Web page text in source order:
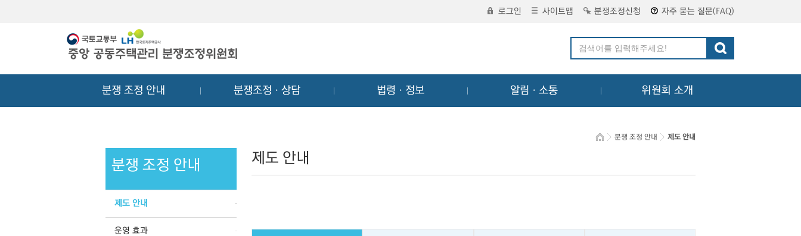
로그인 사이트맵 분쟁조정신청 자주 묻는 질문(FAQ)
분쟁 조정 안내 분쟁조정ㆍ상담 법령ㆍ정보 알림ㆍ소통 위원회 소개
분쟁 조정 안내
제도 안내
운영 효과
분쟁 조정 안내 제도 안내
제도 안내